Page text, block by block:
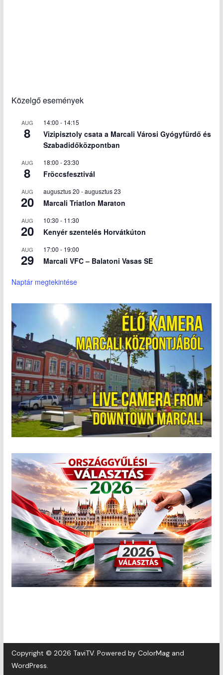
Közelgő események
AUG
8
14:00 - 14:15
Vizipisztoly csata a Marcali Városi Gyógyfürdő és
Szabadidőközpontban
AUG
8
18:00 -23:30
Fröccsfesztivál
AUG
20
augusztus 20 -augusztus 23
Marcali Triatlon Maraton
AUG
20
10:30 - 11:30
Kenyér szentelés Horvátkúton
AUG
29
17:00 - 19:00
Marcali VFC – Balatoni Vasas SE
Naptár megtekintése
Copyright © 2026 TaviTV. Powered by ColorMagand
WordPress.